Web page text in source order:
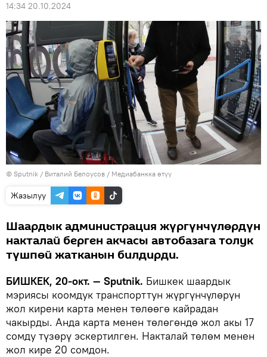
14:34 20.10.2024
© Sputnik / Виталий Белоусов / Медиабанкка өтүү
Жазылуу
Шаардык администрация жүргүнчүлөрдүн
накталай берген акчасы автобазага толук
түшпөй жатканын билдирди.
БИШКЕК, 20-окт. — Sputnik. Бишкек шаардык
мэриясы коомдук транспорттун жүргүнчүлөрүн
жол кирени карта менен төлөөгө кайрадан
чакырды. Анда карта менен төлөгөндө жол акы 17
сомду түзөрү эскертилген. Накталай төлөм менен
жол кире 20 сомдон.